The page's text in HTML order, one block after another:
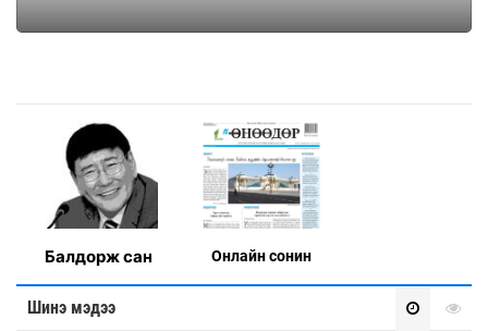
Балдорж сан Онлaйн сонин
Шинэ мэдээ